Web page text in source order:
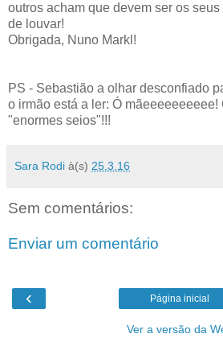
outros acham que devem ser os
de louvar!
Obrigada, Nuno Markl!
PS - Sebastião a olhar desconfiado
o irmão está a ler: Ó mãeeeeeeeeee!
"enormes seios"!!!
Sara Rodi à(s) 25.3.16
Sem comentários:
Enviar um comentário
‹ Página inicial
Ver a versão da